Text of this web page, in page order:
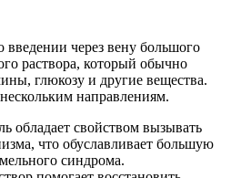
введении через вену большого
раствора, который обычно
глюкозу и другие вещества.
направлениям.
обладает свойством вызывать
что обуславливает большую
синдрома.